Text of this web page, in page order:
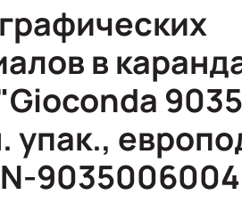
в
упак.,